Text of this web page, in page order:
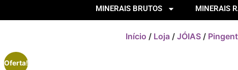
MINERAIS BRUTOS MINERAIS
Início / Loja/ JÓIAS/
Oferta!